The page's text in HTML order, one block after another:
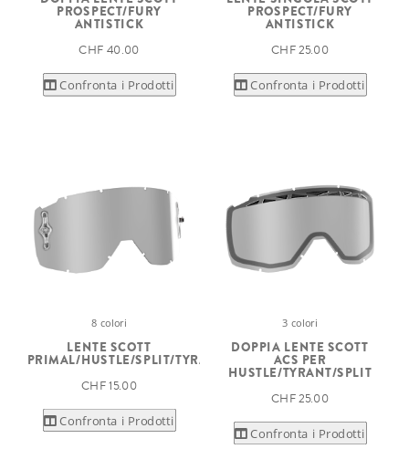
PROSPECT/FURY
ANTISTICK
CHF 40.00
Confronta i Prodotti
PROSPECT/FURY
ANTISTICK
CHF 25.00
Confronta i Prodotti
8 colori
LENTE SCOTT
PRIMAL/HUSTLE/SPLIT/TYRANT
CHF 15.00
Confronta i Prodotti
3 colori
DOPPIA LENTE SCOTT
ACS PER
HUSTLE/TYRANT/SPLIT
CHF 25.00
Confronta i Prodotti